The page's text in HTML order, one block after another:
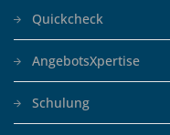
Quickcheck
AngebotsXpertise
Schulung